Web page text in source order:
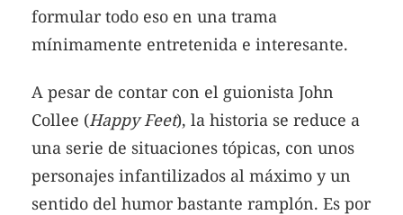
formular todo eso en una trama
mínimamente entretenida e interesante.
A pesar de contar con el guionista John
Collee (Happy Feet), la historia se reduce a
una serie de situaciones tópicas, con unos
personajes infantilizados al máximo y un
sentido del humor bastante ramplón. Es por